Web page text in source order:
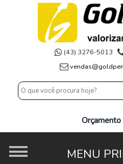
(43) 3276-5013